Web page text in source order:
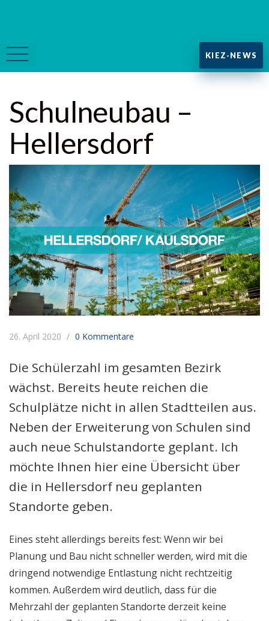
KIEZ-NEWS
Schulneubau –
Hellersdorf
26. April 2020 0 Kommentare
Die Schülerzahl im gesamten Bezirk
wächst. Bereits heute reichen die
Schulplätze nicht in allen Stadtteilen aus.
Neben der Erweiterung von Schulen sind
auch neue Schulstandorte geplant. Ich
möchte Ihnen hier eine Übersicht über
die in Hellersdorf neu geplanten
Standorte geben.
Eines steht allerdings bereits fest: Wenn wir bei
Planung und Bau nicht schneller werden, wird mit die
dringend notwendige Entlastung nicht rechtzeitig
kommen. Außerdem wird deutlich, dass für die
Mehrzahl der geplanten Standorte derzeit keine